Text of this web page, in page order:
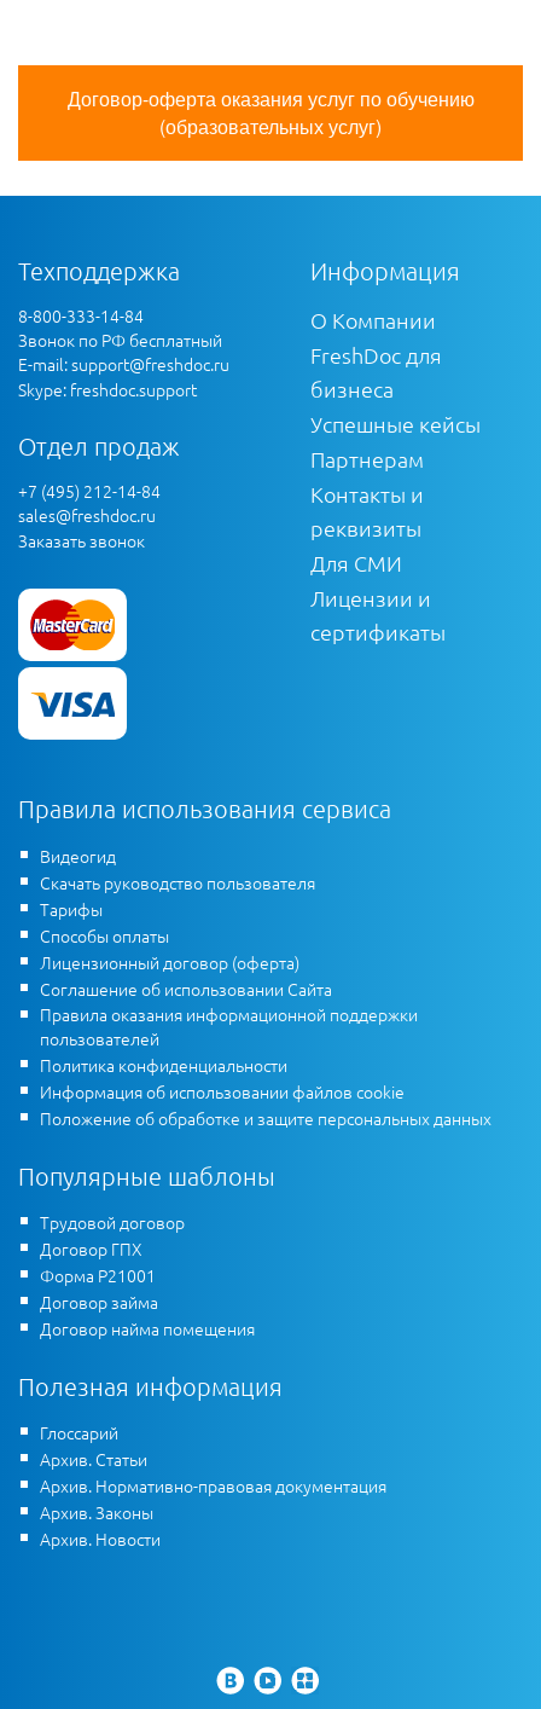
Договор-оферта оказания услуг по обучению
(образовательных услуг)
Техподдержка
8-800-333-14-84
Звонок по РФ бесплатный
E-mail:support@freshdoc.ru
Skype: freshdoc.support
Отдел продаж
+7 (495) 212-14-84
sales@freshdoc.ru
Заказать звонок
Информация
О Компании
FreshDoc для
бизнеса
Успешные кейсы
Партнерам
Контакты и
реквизиты
Для СМИ
Лицензии и
сертификаты
Правила использования сервиса
Видеогид
Скачать руководство пользователя
Тарифы
Способы оплаты
Лицензионный договор (оферта)
Соглашение об использовании Сайта
Правила оказания информационной поддержки
пользователей
Политика конфиденциальности
Информация об использовании файлов cookie
Положение об обработке и защите персональных данных
Популярные шаблоны
Трудовой договор
Договор ГПХ
Форма Р21001
Договор займа
Договор найма помещения
Полезная информация
Глоссарий
Архив. Статьи
Архив. Нормативно-правовая документация
Архив. Законы
Архив. Новости